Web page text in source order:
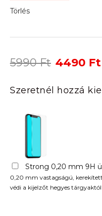
Törlés
5990Ft Original
was:
5990 Ft.
4490 Ft
Szeretnél hozzá
Strong 0,20 mm 9H
0,20 mm vastagságú,
védi a kijelzőt hegyes tárgyaktól